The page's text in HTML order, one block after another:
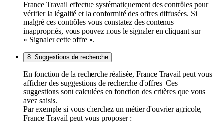
France Travail effectue systématiquement des contrôles pour
vérifier la légalité et la conformité des offres diffusées. Si
malgré ces contrôles vous constatez des contenus
inappropriés, vous pouvez nous le signaler en cliquant sur
« Signaler cette offre ».
8. Suggestions de recherche
En fonction de la recherche réalisée, France Travail peut vous
afficher des suggestions de recherche d'offres. Ces
suggestions sont calculées en fonction des critères que vous
avez saisis.
Par exemple si vous cherchez un métier d'ouvrier agricole,
France Travail peut vous proposer :